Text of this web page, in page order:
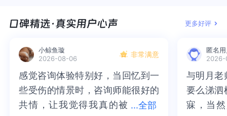
按照特定的顺序排列物品等，这些想法和行为并不是出于
们。
现在请想象一下，你即将被 “操纵”着度过这样的一天：早
上起床后，你要做的第一件事是按照从左到右、从上到下
的顺序，把家里的每一个物品都检查一遍，确保它们都在
更多好评
小鲸鱼璇
2026-08-06
非常满意
...全部
感觉咨询体验特别好，当回忆到一
些受伤的情景时，咨询师能很好的
共情，让我觉得我真的被
感觉咨询体验特别好，当回忆到一
些受伤的情景时，咨询师能很好的
共情，让我觉得我真的被抱住了。
匿名
2026-
与明月老
要么涕泗
寐，当
与明月老
要么涕泗
寐，当然